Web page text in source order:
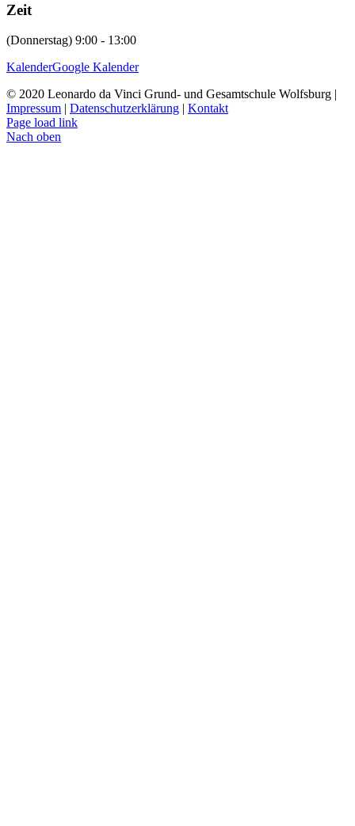
Zeit
(Donnerstag) 9:00 - 13:00
KalenderGoogle Kalender
© 2020 Leonardo da Vinci Grund- und Gesamtschule Wolfsburg |
Impressum | Datenschutzerklärung | Kontakt
Page load link
Nach oben